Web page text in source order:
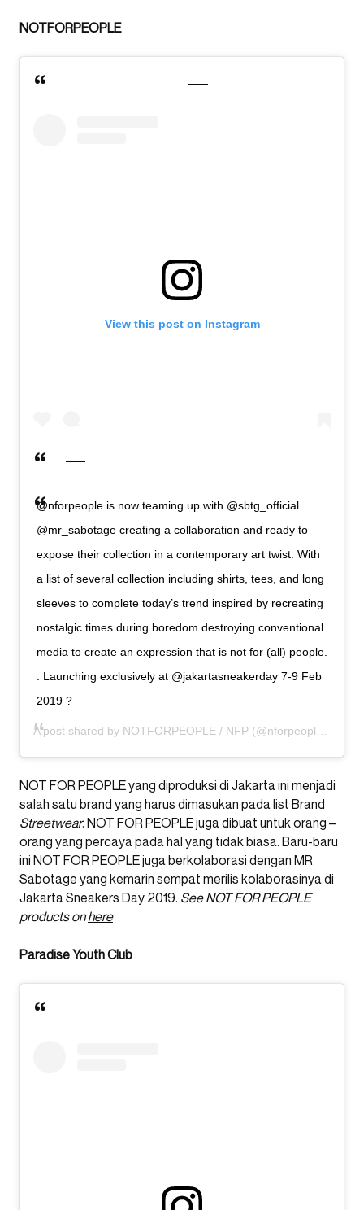
NOTFORPEOPLE
View this post on Instagram
@nforpeople is now teaming up with @sbtg_official
@mr_sabotage creating a collaboration and ready to
expose their collection in a contemporary art twist. With
a list of several collection including shirts, tees, and long
sleeves to complete today’s trend inspired by recreating
nostalgic times during boredom destroying conventional
media to create an expression that is not for (all) people.
. Launching exclusively at @jakartasneakerday 7-9 Feb
2019 ?
A post shared by NOTFORPEOPLE / NFP (@nforpeople) on
NOT FOR PEOPLE yang diproduksi di Jakarta ini menjadi
salah satu brand yang harus dimasukan pada list Brand
Streetwear. NOT FOR PEOPLE juga dibuat untuk orang –
orang yang percaya pada hal yang tidak biasa. Baru-baru
ini NOT FOR PEOPLE juga berkolaborasi dengan MR
Sabotage yang kemarin sempat merilis kolaborasinya di
Jakarta Sneakers Day 2019. See NOT FOR PEOPLE
products onhere
Paradise Youth Club